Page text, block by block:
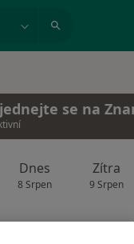
se na
Dnes
8 Srpen
Zítra
9 Srpen
Tento specialista